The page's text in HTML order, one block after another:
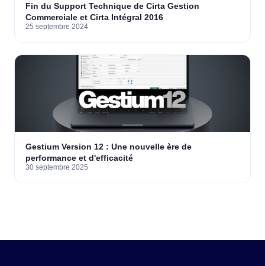
Fin du Support Technique de Cirta Gestion
Commerciale et Cirta Intégral 2016
25 septembre 2024
Gestium Version 12 : Une nouvelle ère de
performance et d'efficacité
30 septembre 2025